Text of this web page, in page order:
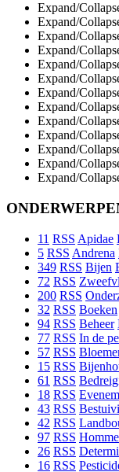
Expand/
Expand/
Expand/
Expand/
Expand/
Expand/
Expand/
Expand/
Expand/
Expand/
Expand/
Expand/
Expand/
11 RSS Apidae
5 RSS Andrena
349 RSS Bijen
72 RSS
200 RSS
32 RSS Boeken
94 RSS Beheer
77 RSS In de
57 RSS
15 RSS
61 RSS
18 RSS
43 RSS
42 RSS
97 RSS
26 RSS
16 RSS